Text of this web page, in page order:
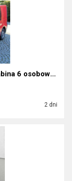
Nissan Primastar DCi 115 KM Dubel kabina 6 osobowy...
2 dni